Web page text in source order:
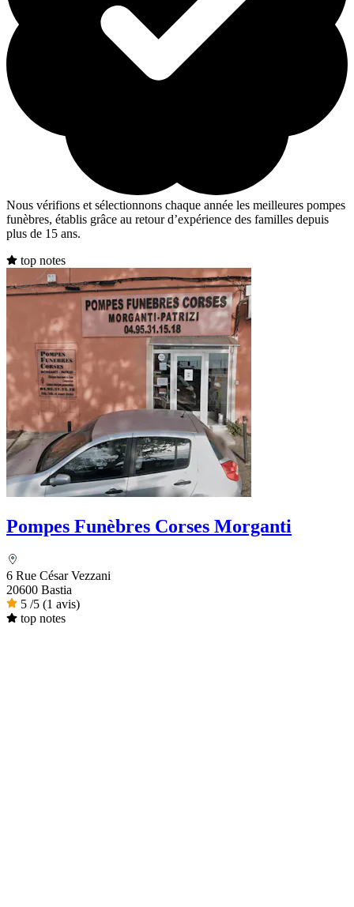
Nous vérifions et sélectionnons chaque année les meilleures pompes
funèbres, établis grâce au retour d’expérience des familles depuis
plus de 15 ans.
top notes
Pompes Funèbres Corses Morganti
6 Rue César Vezzani
20600 Bastia
5 /5 (1 avis)
top notes